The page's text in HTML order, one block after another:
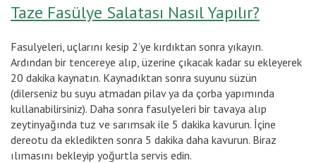
Taze Fasülye Salatası Nasıl Yapılır?
Fasulyeleri, uçlarını kesip 2’ye kırdıktan sonra yıkayın.
Ardından bir tencereye alıp, üzerine çıkacak kadar su ekleyerek
20 dakika kaynatın. Kaynadıktan sonra suyunu süzün
(dilerseniz bu suyu atmadan pilav ya da çorba yapımında
kullanabilirsiniz). Daha sonra fasulyeleri bir tavaya alıp
zeytinyağında tuz ve sarımsak ile 5 dakika kavurun. İçine
dereotu da ekledikten sonra 5 dakika daha kavurun. Biraz
ılımasını bekleyip yoğurtla servis edin.